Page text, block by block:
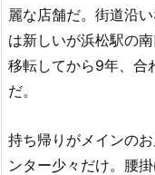
麗な店舗だ。街道沿
は新しいが浜松駅の
移転してから9年、合
だ。
持ち帰りがメインの
ンター少々だけ。腰